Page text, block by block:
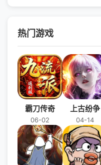
热门游戏
霸刀传奇
06-02
上古纷争
04-14